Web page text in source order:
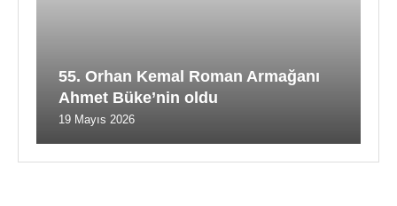
55. Orhan Kemal Roman Armağanı
Ahmet Büke’nin oldu
19 Mayıs 2026